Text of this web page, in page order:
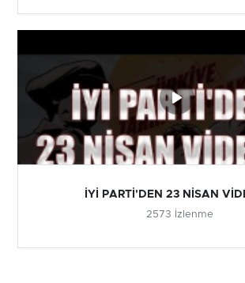
İYİ PARTİ'DEN 23 NİSAN
2573 İzlenme